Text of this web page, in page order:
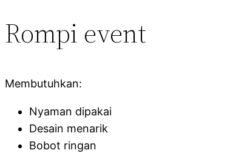
Rompi event
Membutuhkan:
Nyaman dipakai
Desain menarik
Bobot ringan